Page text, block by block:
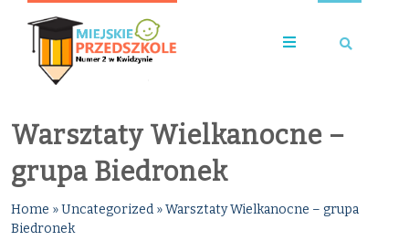
Warsztaty Wielkanocne –
grupa Biedronek
Home »Uncategorized »Warsztaty Wielkanocne – grupa
Biedronek